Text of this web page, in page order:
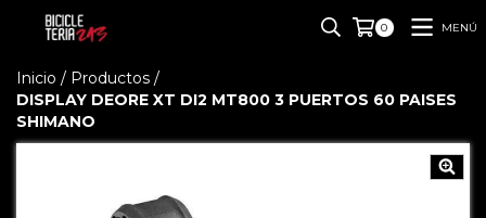
0 MENÚ
Inicio / Productos /
DISPLAY DEORE XT DI2 MT800 3 PUERTOS 60 PAISES
SHIMANO